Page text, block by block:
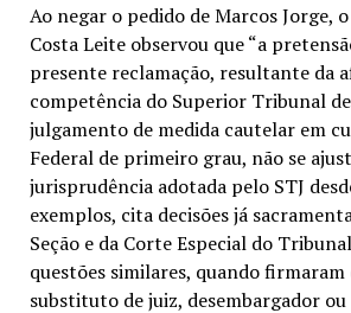
Ao negar o pedido de Marcos Jorge,
Costa Leite observou que “a
presente reclamação, resultante da
competência do Superior Tribunal
julgamento de medida cautelar em
Federal de primeiro grau, não se
jurisprudência adotada pelo STJ
exemplos, cita decisões já
Seção e da Corte Especial do
questões similares, quando
substituto de juiz, desembargador